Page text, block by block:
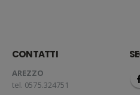
CONTATTI
AREZZO
tel. 0575.324751